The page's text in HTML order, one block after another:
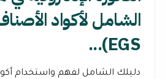
EGS)...
دليلك الشامل لفهم واستخدام